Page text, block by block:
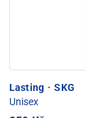
Lasting · SKG
Unisex